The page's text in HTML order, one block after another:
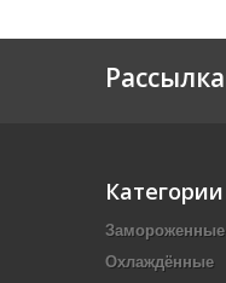
Рассылка
Категории
Замороженные
Охлаждённые